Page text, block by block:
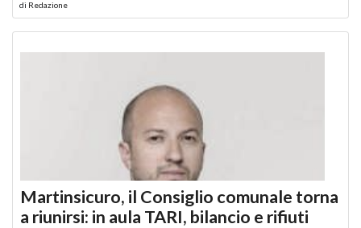
di Redazione
Martinsicuro, il Consiglio comunale torna
a riunirsi: in aula TARI, bilancio e rifiuti